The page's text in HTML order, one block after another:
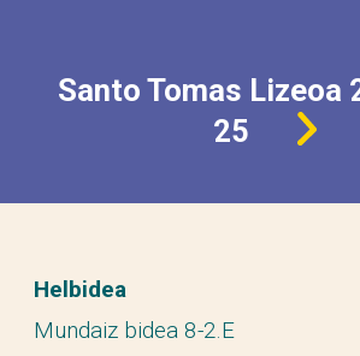
Santo Tomas Lizeoa
25
Helbidea
Mundaiz bidea 8-2.E